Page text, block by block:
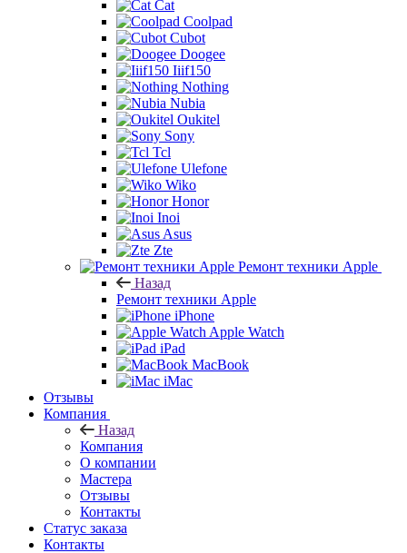
Cat
Coolpad
Cubot
Doogee
Iiif150
Nothing
Nubia
Oukitel
Sony
Tcl
Ulefone
Wiko
Honor
Inoi
Asus
Zte
Ремонт техники Apple
Назад
Ремонт техники Apple
iPhone
Apple Watch
iPad
MacBook
iMac
Отзывы
Компания
Назад
Компания
О компании
Мастера
Отзывы
Контакты
Статус заказа
Контакты